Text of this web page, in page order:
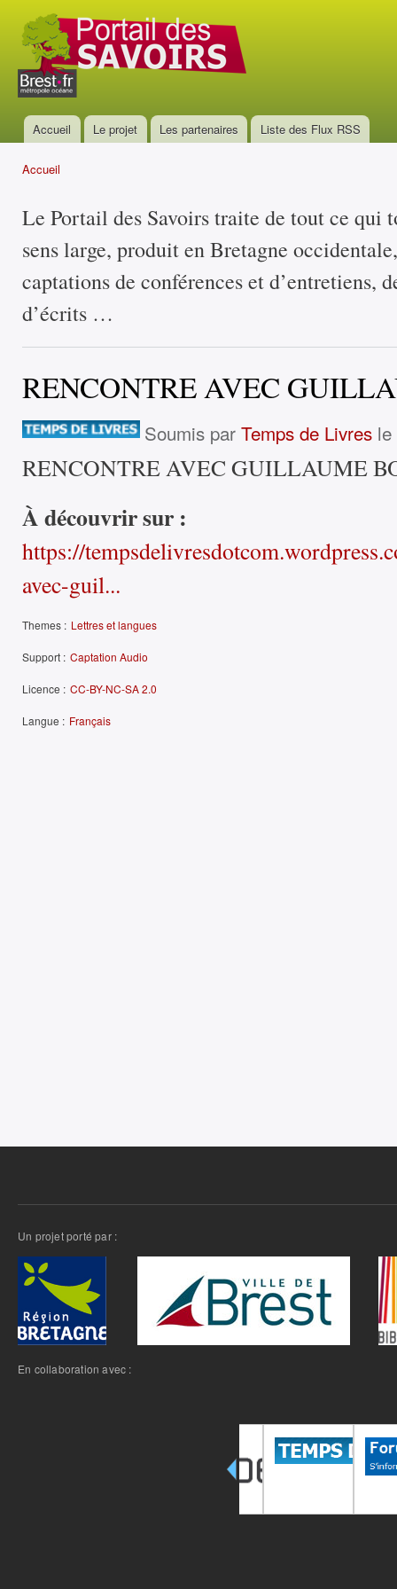
Portail
des
savoirs
Menu principal
Accueil Le projet Les partenaires Liste des Flux RSS
Accueil
Le Portail des Savoirs traite de tout ce qui
sens large, produit en Bretagne
captations de conférences et d’entretiens,
d’écrits …
RENCONTRE AVEC
Soumis parTemps de Livres
RENCONTRE AVEC GUILLAUME
À découvrir sur :
https://
avec-guil...
Themes : Lettres et langues
Support : Captation Audio
Licence : CC-BY-NC-SA 2.0
Langue : Français
Un projet porté par :
En collaboration avec :